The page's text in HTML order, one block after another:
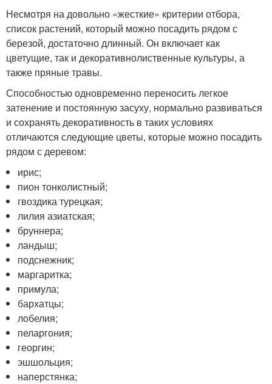
Несмотря на довольно «жесткие» критерии отбора,
список растений, который можно посадить рядом с
березой, достаточно длинный. Он включает как
цветущие, так и декоративнолиственные культуры, а
также пряные травы.
Способностью одновременно переносить легкое
затенение и постоянную засуху, нормально развиваться
и сохранять декоративность в таких условиях
отличаются следующие цветы, которые можно посадить
рядом с деревом:
ирис;
пион тонколистный;
гвоздика турецкая;
лилия азиатская;
бруннера;
ландыш;
подснежник;
маргаритка;
примула;
бархатцы;
лобелия;
пеларгония;
георгин;
эшшольция;
наперстянка;